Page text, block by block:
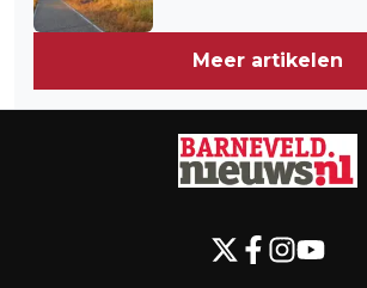
Meer artikelen